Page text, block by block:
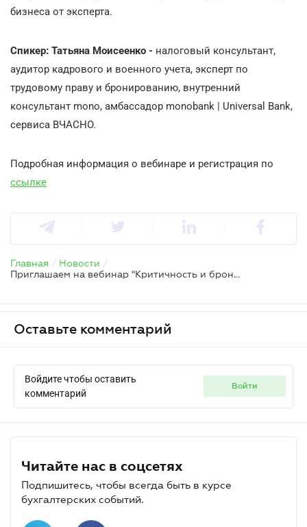
бизнеса от эксперта.
Спикер: Татьяна Моисеенко - налоговый консультант,
аудитор кадрового и военного учета, эксперт по
трудовому праву и бронированию, внутренний
консультант mono, амбассадор monobank | Universal Bank,
сервиса ВЧАСНО.
Подробная информация о вебинаре и регистрация по
ссылке
Главная / Новости /
Приглашаем на вебинар "Критичность и бронирование 2026: изменения, лимиты, проверки и риски потери статуса"
Оставьте комментарий
Войдите чтобы оставить
комментарий
войти
Читайте нас в соцсетях
Подпишитесь, чтобы всегда быть в курсе
бухгалтерских событий.